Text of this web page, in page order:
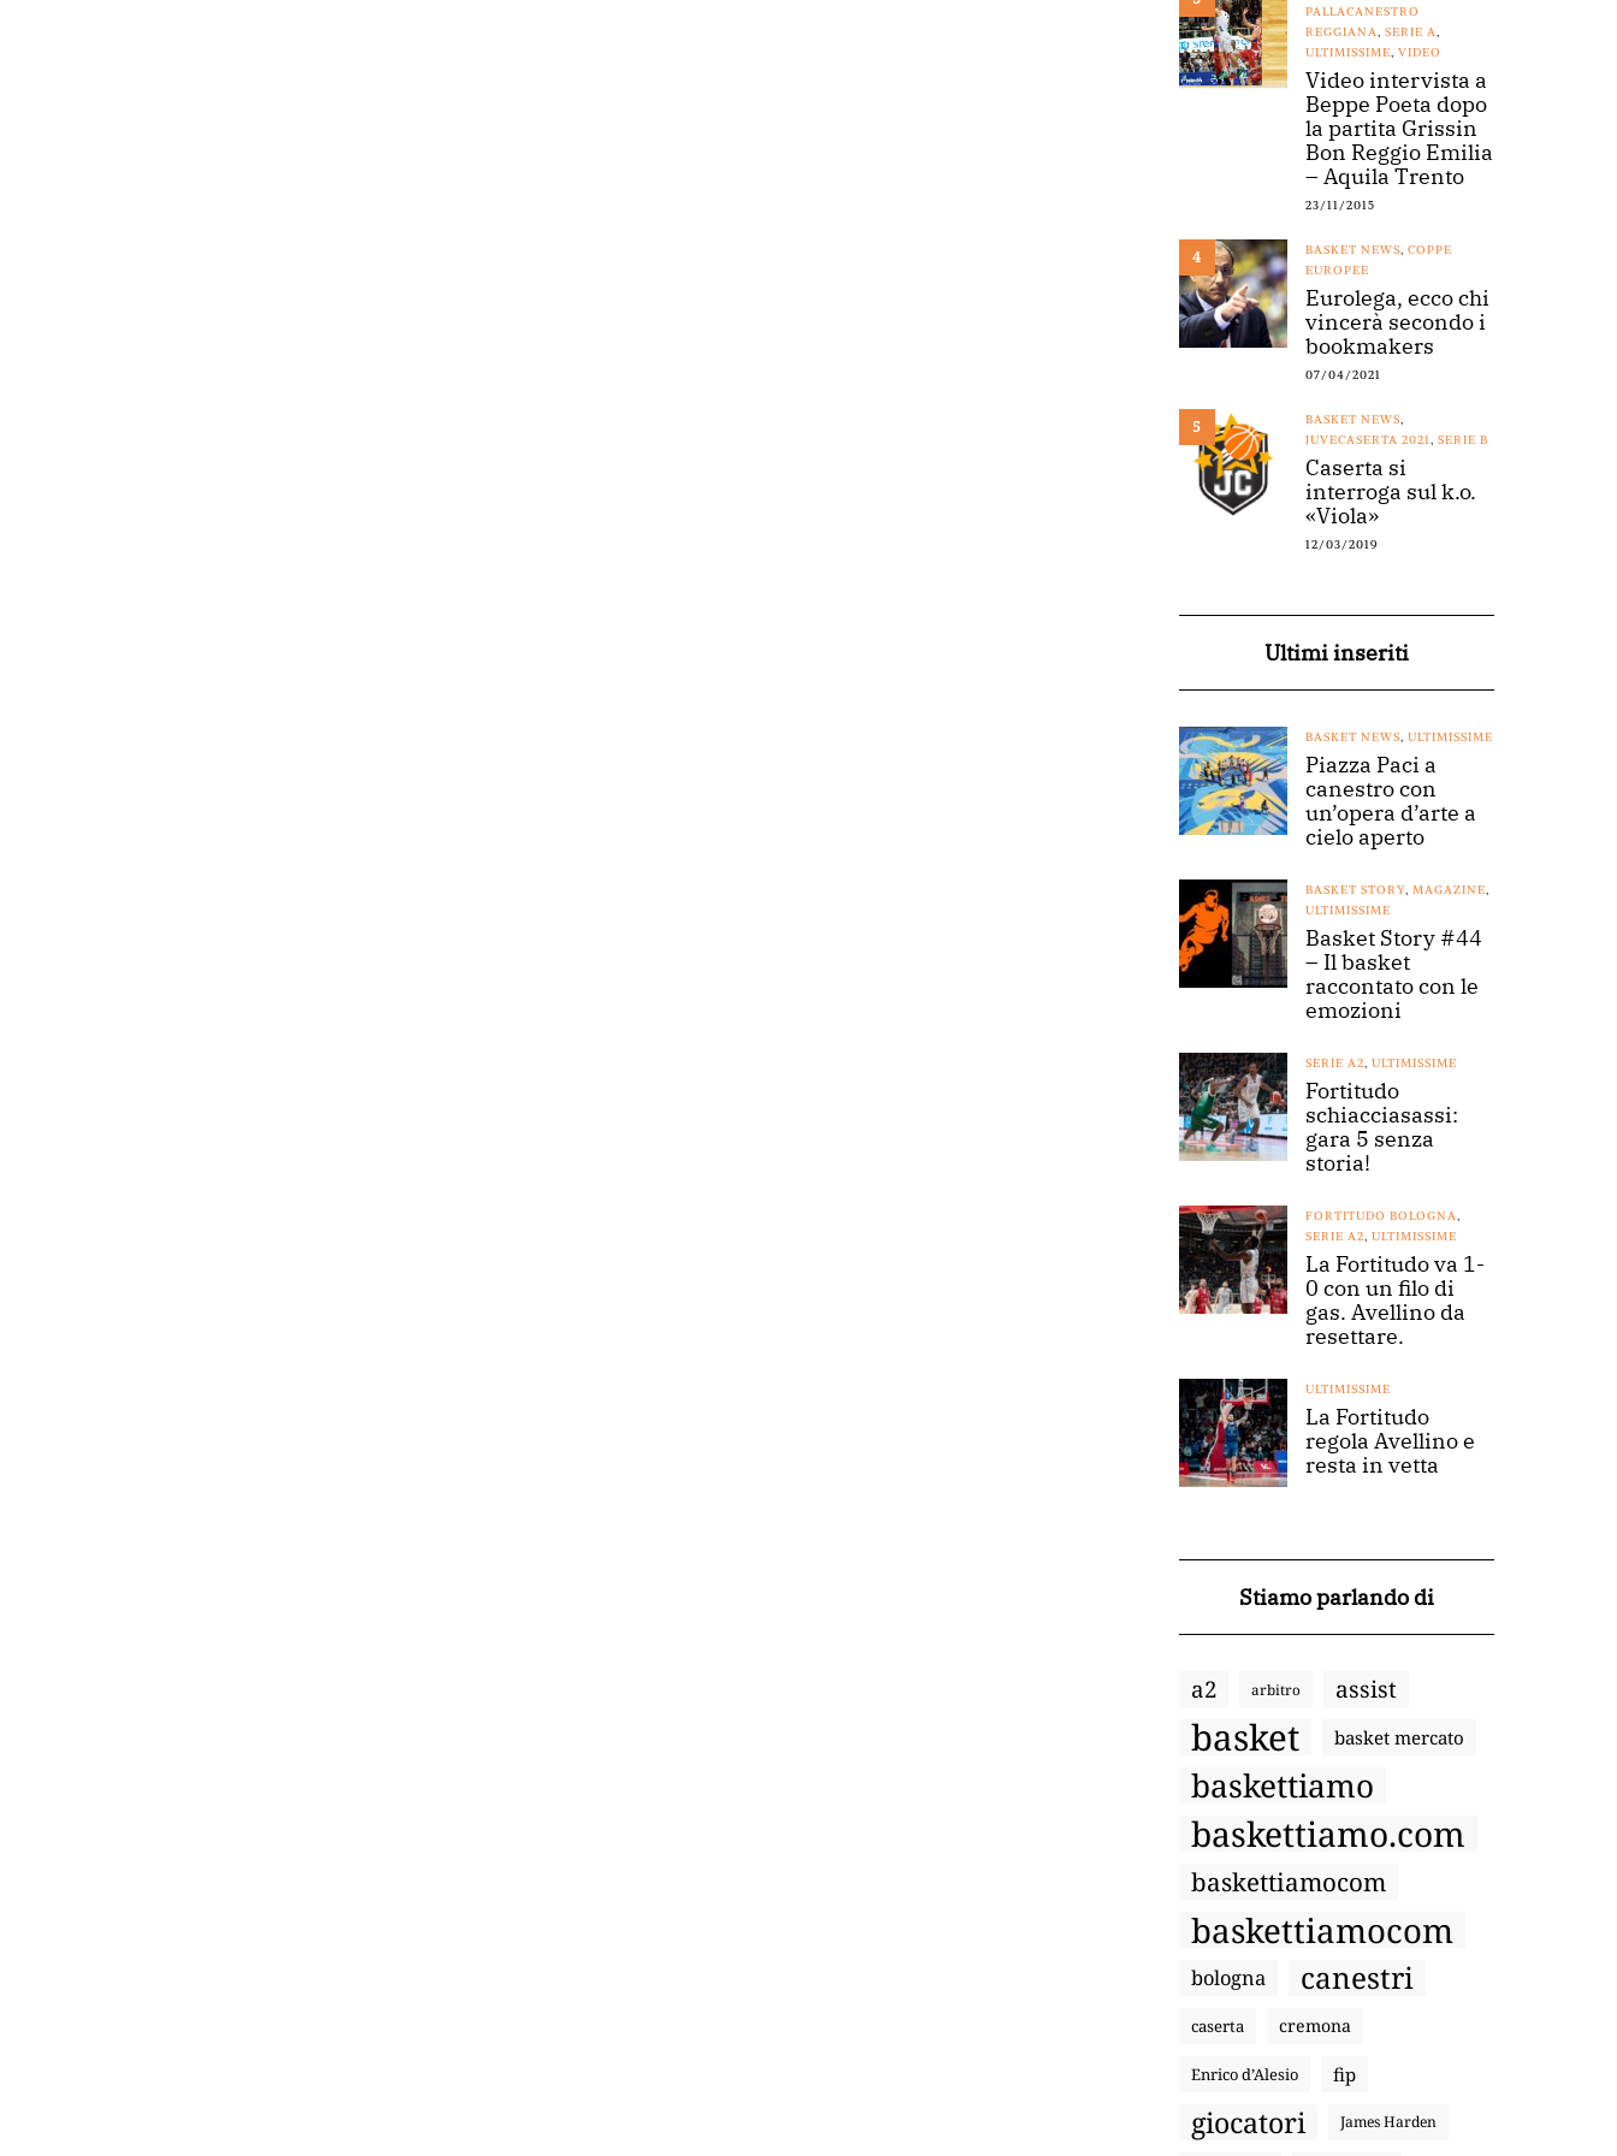
PALLACANESTRO
REGGIANA, SERIE A,
ULTIMISSIME, VIDEO
Video intervista a
Beppe Poeta dopo
la partita Grissin
Bon Reggio Emilia
– Aquila Trento
23/11/2015
4 BASKET NEWS, COPPE
EUROPEE
Eurolega, ecco chi
vincerà secondo i
bookmakers
07/04/2021
5 BASKET NEWS,
JUVECASERTA 2021, SERIE B
Caserta si
interroga sul k.o.
«Viola»
12/03/2019
Ultimi inseriti
BASKET NEWS, ULTIMISSIME
Piazza Paci a
canestro con
un’opera d’arte a
cielo aperto
BASKET STORY, MAGAZINE,
ULTIMISSIME
Basket Story #44
– Il basket
raccontato con le
emozioni
SERIE A2, ULTIMISSIME
Fortitudo
schiacciasassi:
gara 5 senza
storia!
FORTITUDO BOLOGNA,
SERIE A2, ULTIMISSIME
La Fortitudo va 1-
0 con un filo di
gas. Avellino da
resettare.
ULTIMISSIME
La Fortitudo
regola Avellino e
resta in vetta
Stiamo parlando di
a2 arbitro assist
basket basket mercato
baskettiamo
baskettiamo.com
baskettiamocom
baskettiamocom
bologna canestri
caserta cremona
Enrico d’Alesio fip
giocatori James Harden